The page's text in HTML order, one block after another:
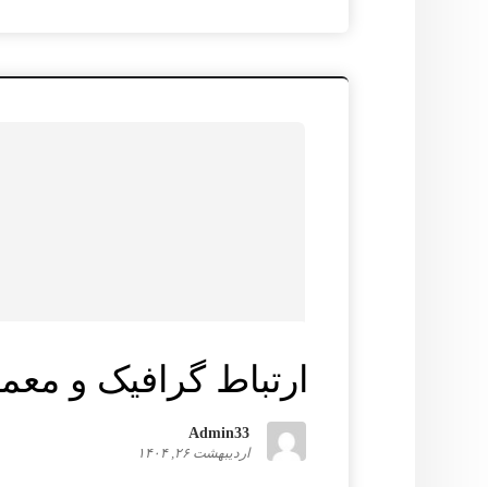
ارتباط گرافیک و
Admin33
اردیبهشت ۲۶, ۱۴۰۴